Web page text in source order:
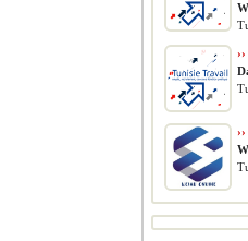
››
››